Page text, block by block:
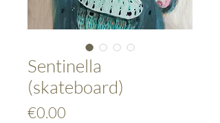
Sentinella
(skateboard)
€0.00